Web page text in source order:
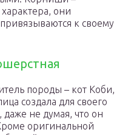
они
к своему
породы – кот Коби,
создала для своего
даже не думая, что он
оригинальной